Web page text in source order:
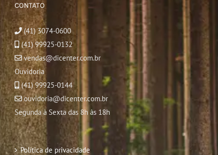
CONTATO
(41) 3074-0600
(41) 99925-0132
vendas@dicenter.com.br
Ouvidoria
(41) 99925-0144
ouvidoria@dicenter.com.br
Segunda à Sexta das 8h às 18h
Política de privacidade